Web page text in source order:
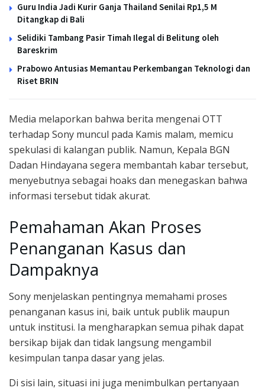
Guru India Jadi Kurir Ganja Thailand Senilai Rp1,5 M
Ditangkap di Bali
Selidiki Tambang Pasir Timah Ilegal di Belitung oleh
Bareskrim
Prabowo Antusias Memantau Perkembangan Teknologi dan
Riset BRIN
Media melaporkan bahwa berita mengenai OTT
terhadap Sony muncul pada Kamis malam, memicu
spekulasi di kalangan publik. Namun, Kepala BGN
Dadan Hindayana segera membantah kabar tersebut,
menyebutnya sebagai hoaks dan menegaskan bahwa
informasi tersebut tidak akurat.
Pemahaman Akan Proses
Penanganan Kasus dan
Dampaknya
Sony menjelaskan pentingnya memahami proses
penanganan kasus ini, baik untuk publik maupun
untuk institusi. Ia mengharapkan semua pihak dapat
bersikap bijak dan tidak langsung mengambil
kesimpulan tanpa dasar yang jelas.
Di sisi lain, situasi ini juga menimbulkan pertanyaan